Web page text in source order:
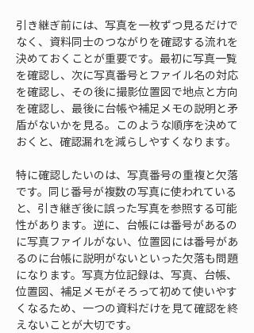
引き継ぎ前には、写真を一枚ずつ見るだけで
なく、資料同士のつながりを確認する流れを
決めておくことが重要です。最初に写真一覧
を確認し、次に写真番号とファイル名の対応
を確認し、その後に撮影位置図で地点と方向
を確認し、最後に台帳や補足メモの説明と矛
盾がないかを見る。このような順序を決めて
おくと、確認漏れを減らしやすくなります。
特に確認したいのは、写真番号の重複と欠落
です。同じ番号が複数の写真に使われている
と、引き継ぎ後に誤った写真を参照する可能
性があります。逆に、台帳には番号があるの
に写真ファイルがない、位置図には番号があ
るのに台帳に説明がないといった欠落も問題
になります。写真方位記録は、写真、台帳、
位置図、補足メモがそろって初めて使いやす
くなるため、一つの資料だけを見て確認を終
えないことが大切です。